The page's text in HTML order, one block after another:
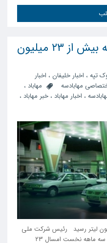
مصرف بنزین در مهاباد به بیش از ۲۳ میلیون
تپه ، اخبار خلیفان ، اخبار
مهابادسه مهاباد ،
، اخبار مهاباد ، خبر مهاباد ،
در مهاباد به بیش از ۲۳ میلیون لیتر رسید رئیس شرکت ملی
پخش فرآورده‌های نفتی مهاباد گفت: طی سه ماهه نخست امسال ۲۳